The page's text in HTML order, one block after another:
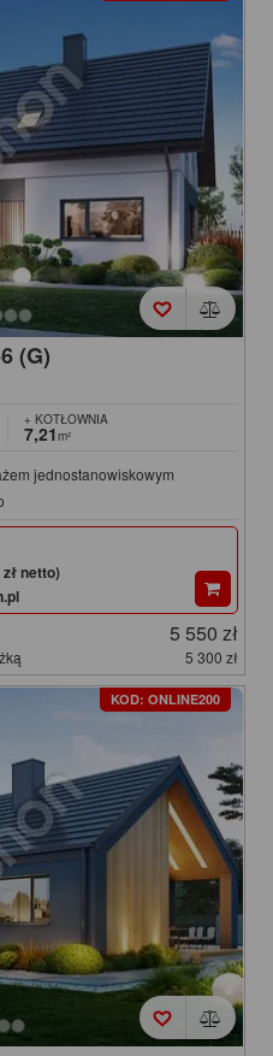
(G)
+ KOTŁOWNIA
7,21m²
jednostanowiskowym
netto)
5 550 zł
5 300 zł
KOD: ONLINE200